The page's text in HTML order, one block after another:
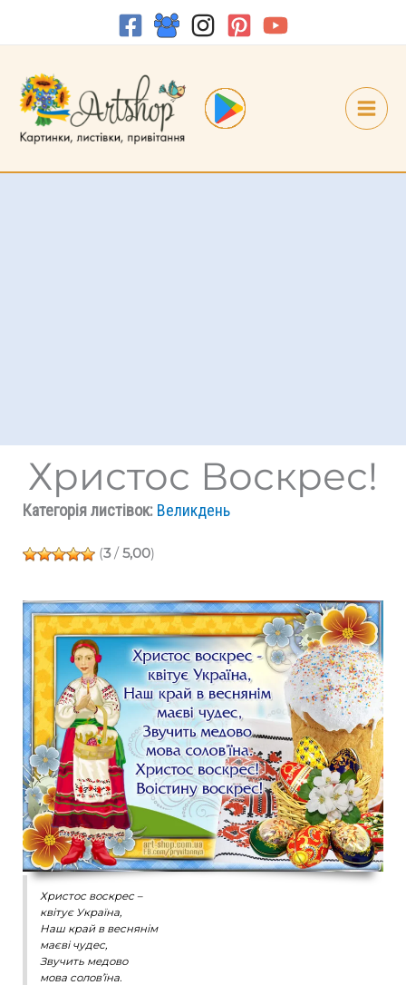
Христос Воскрес!
Категорія листівок: Великдень
(3/ 5,00)
Христос воскрес –
квітує Україна,
Наш край в веснянім
маєві чудес,
Звучить медово
мова солов’їна.